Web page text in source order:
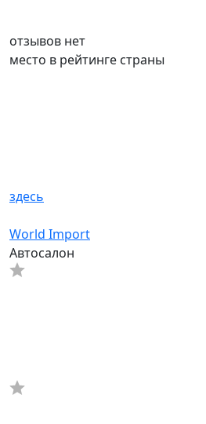
отзывов нет
место в рейтинге страны
здесь
World Import
Автосалон